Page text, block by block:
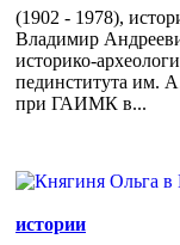
(1902 - 1978),
Владимир
историко-
пединститута им.
при ГАИМК в...
истории